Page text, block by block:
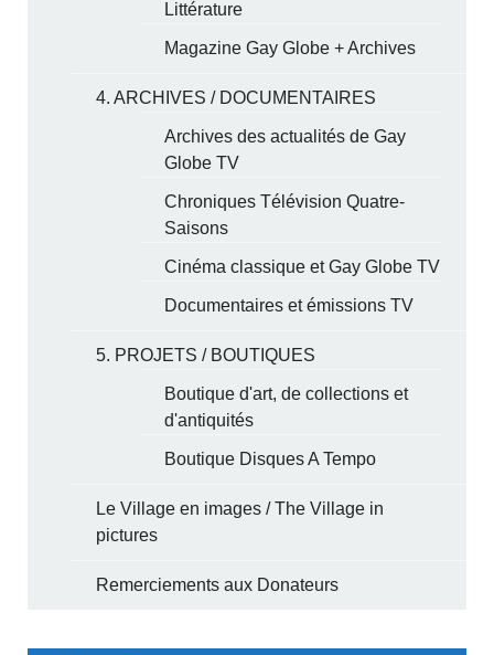
Littérature
Magazine Gay Globe + Archives
4. ARCHIVES / DOCUMENTAIRES
Archives des actualités de Gay
Globe TV
Chroniques Télévision Quatre-
Saisons
Cinéma classique et Gay Globe TV
Documentaires et émissions TV
5. PROJETS / BOUTIQUES
Boutique d'art, de collections et
d'antiquités
Boutique Disques A Tempo
Le Village en images / The Village in
pictures
Remerciements aux Donateurs